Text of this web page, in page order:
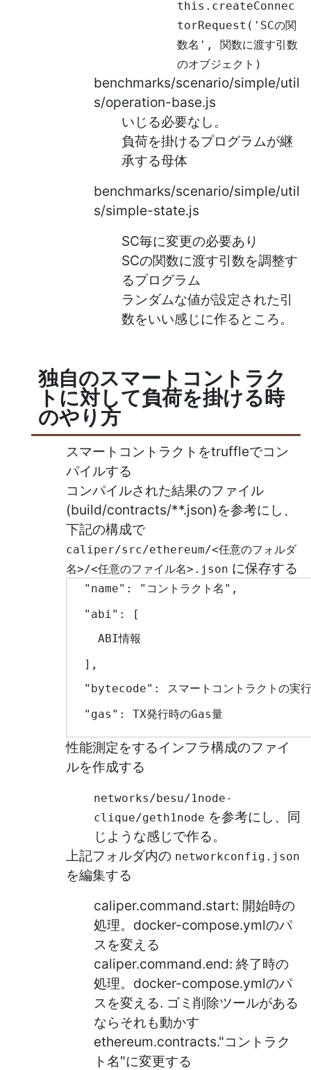
this.createConnec
torRequest('SCの関
数名', 関数に渡す引数
のオブジェクト)
benchmarks/scenario/simple/util
s/operation-base.js
いじる必要なし。
負荷を掛けるプログラムが継
承する母体
benchmarks/scenario/simple/util
s/simple-state.js
SC毎に変更の必要あり
SCの関数に渡す引数を調整す
るプログラム
ランダムな値が設定された引
数をいい感じに作るところ。
独自のスマートコントラク
トに対して負荷を掛ける時
のやり方
スマートコントラクトをtruffleでコン
パイルする
コンパイルされた結果のファイル
(build/contracts/**.json)を参考にし、
下記の構成で
caliper/src/ethereum/<任意のフォルダ
名>/<任意のファイル名>.json に保存する
  "name": "コントラクト名",
  "abi": [
    ABI情報
  ],
"bytecode": スマートコントラクトの実
  "gas": TX発行時のGas量
性能測定をするインフラ構成のファイ
ルを作成する
networks/besu/1node-
clique/geth1node を参考にし、同
じような感じで作る。
上記フォルダ内の networkconfig.json
を編集する
caliper.command.start: 開始時の
処理。docker-compose.ymlのパ
スを変える
caliper.command.end: 終了時の
処理。docker-compose.ymlのパ
スを変える. ゴミ削除ツールがある
ならそれも動かす
ethereum.contracts."コントラク
ト名"に変更する